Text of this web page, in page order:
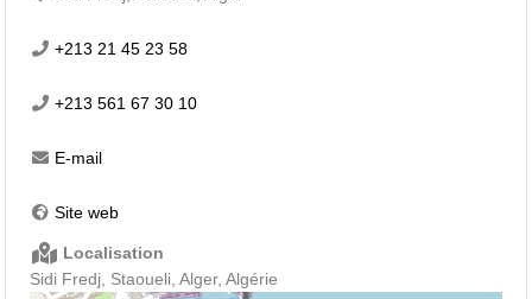
+213 21 45 23 58
+213 561 67 30 10
E-mail
Site web
Localisation
Sidi Fredj, Staoueli, Alger, Algérie